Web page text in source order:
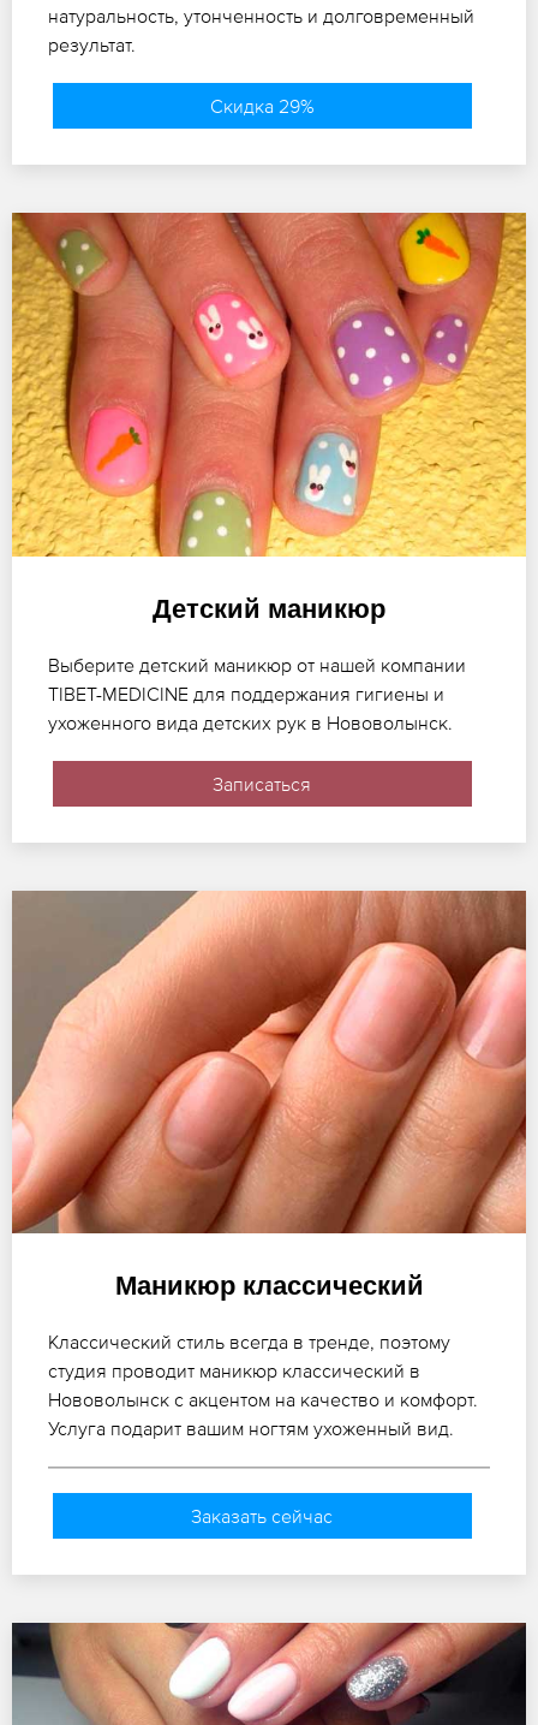
натуральность, утонченность и долговременный
результат.
Скидка 29%
Детский маникюр
Выберите детский маникюр от нашей компании
TIBET-MEDICINE для поддержания гигиены и
ухоженного вида детских рук в Нововолынск.
Записаться
Маникюр классический
Классический стиль всегда в тренде, поэтому
студия проводит маникюр классический в
Нововолынск с акцентом на качество и комфорт.
Услуга подарит вашим ногтям ухоженный вид.
Заказать сейчас